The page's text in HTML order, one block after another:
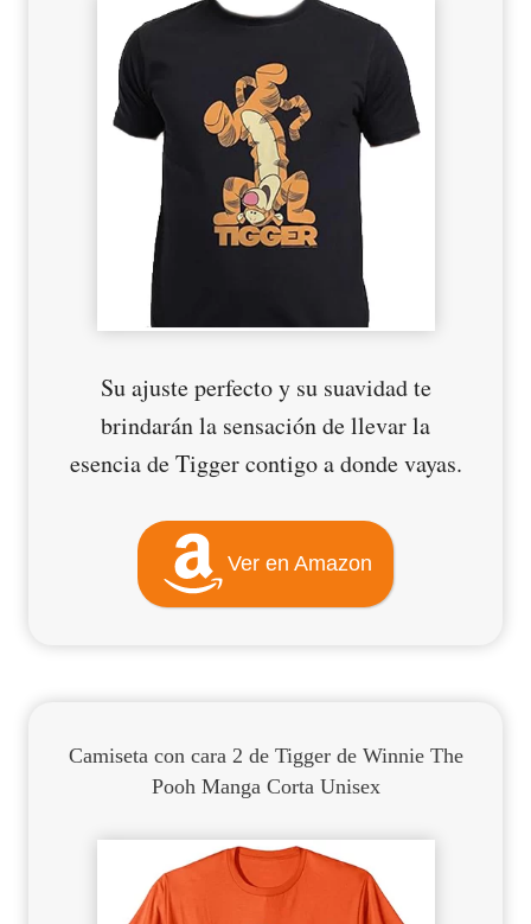
Su ajuste perfecto y su suavidad te
brindarán la sensación de llevar la
esencia de Tigger contigo a donde vayas.
Ver en Amazon
Camiseta con cara 2 de Tigger de Winnie The
Pooh Manga Corta Unisex